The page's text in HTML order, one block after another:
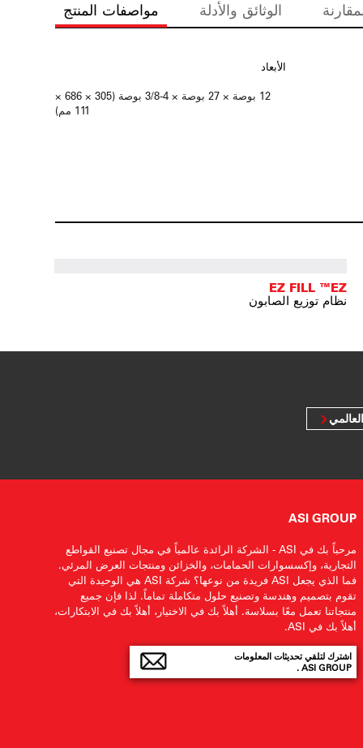
مواصفات المنتج الوثائق والأدلة
الأبعاد
12 بوصة × 27 بوصة × 4-3/8 بوصة (305 × 686 ×
111 مم)
EZ FILL ™EZ
نظام توزيع الصابون
ASI GROUP
مرحباً بك في ASI - الشركة الرائدة عالمياً في مجال تصنيع القواطع
التجارية، وإكسسوارات الحمامات، والخزائن ومنتجات العرض المرئي.
فما الذي يجعل ASI فريدة من نوعها؟ شركة ASI هي الوحيدة التي
تقوم بتصميم وهندسة وتصنيع حلول متكاملة تماماً. لذا فإن جميع
منتجاتنا تعمل معًا بسلاسة. أهلاً بك في الاختيار، أهلاً بك في الابتكارات،
أهلاً بك في ASI.
اشترك لتلقي تحديثات المعلومات
ASI GROUP .